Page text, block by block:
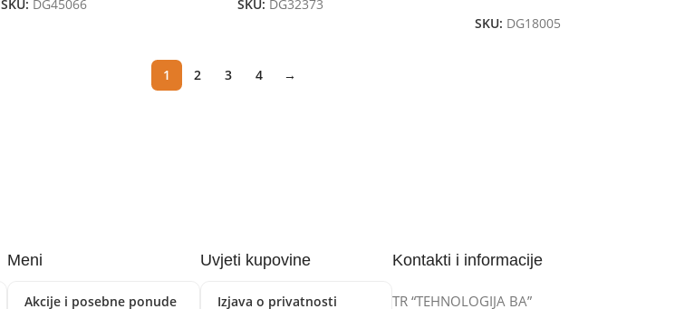
SKU: DG45066 SKU: DG32373
SKU: DG18005
1 2 3 4 →
Meni
Akcije i posebne ponude
Uvjeti kupovine
Izjava o privatnosti
Kontakti i informacije
TR “TEHNOLOGIJA BA”